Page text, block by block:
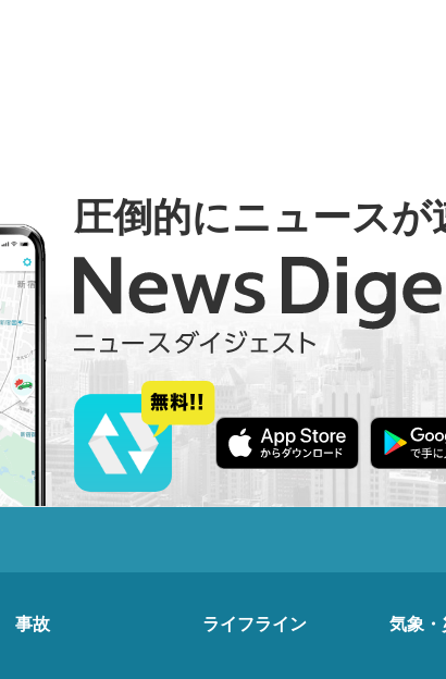
圧倒的にニュースが
事故 ライフライン 気象・